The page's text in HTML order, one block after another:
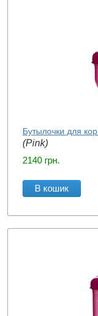
Бутылочки для
(Pink)
2140 грн.
В кошик